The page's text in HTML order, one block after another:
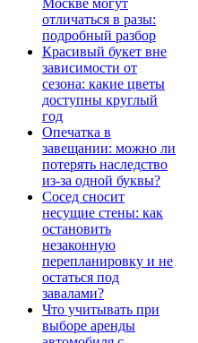
Москве могут
отличаться в разы:
подробный разбор
Красивый букет вне
зависимости от
сезона: какие цветы
доступны круглый
год
Опечатка в
завещании: можно ли
потерять наследство
из-за одной буквы?
Сосед сносит
несущие стены: как
остановить
незаконную
перепланировку и не
остаться под
завалами?
Что учитывать при
выборе аренды